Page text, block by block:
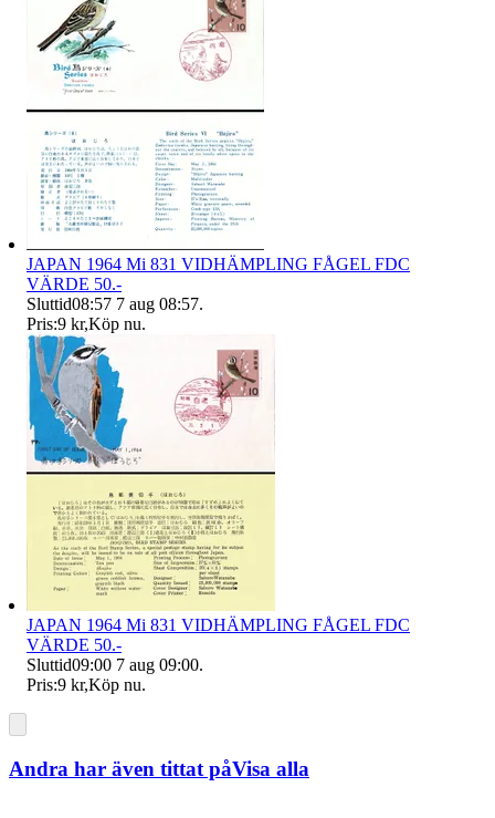
JAPAN 1964 Mi 831 VIDHÄMPLING FÅGEL FDC
VÄRDE 50.-
Sluttid08:57 7 aug 08:57.
Pris:9 kr,Köp nu.
JAPAN 1964 Mi 831 VIDHÄMPLING FÅGEL FDC
VÄRDE 50.-
Sluttid09:00 7 aug 09:00.
Pris:9 kr,Köp nu.
Andra har även tittat påVisa alla